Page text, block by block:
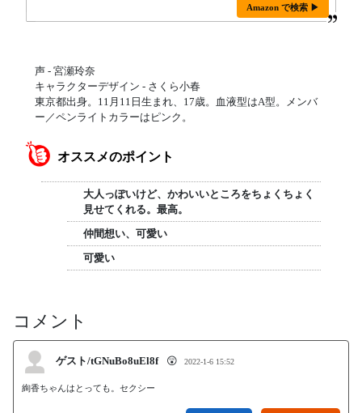
Amazon で検索 ▶
声 - 宮瀬玲奈
キャラクターデザイン - さくら小春
東京都出身。11月11日生まれ、17歳。血液型はA型。メンバ
ー／ペンライトカラーはピンク。
オススメのポイント
大人っぽいけど、かわいいところをちょくちょく
見せてくれる。最高。
仲間想い、可愛い
可愛い
コメント
ゲスト/tGNuBo8uEl8f 😲 2022-1-6 15:52
絢香ちゃんはとっても。セクシー